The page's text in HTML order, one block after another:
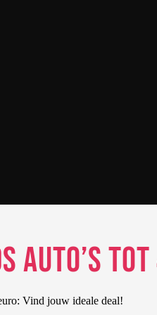
auto’s
Vind jouw ideale deal!